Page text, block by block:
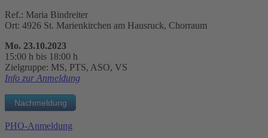
Ref.: Maria Bindreiter
Ort: 4926 St. Marienkirchen am Hausruck, Chorraum
Mo. 23.10.2023
15:00 h bis 18:00 h
Zielgruppe: MS, PTS, ASO, VS
Info zur Anmeldung
PHO-Anmeldung